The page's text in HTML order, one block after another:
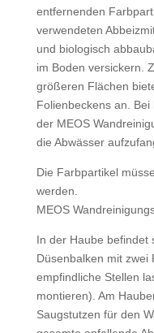
entfernenden
verwendeten
und biologisch
im Boden versickern.
größeren Flächen
Folienbeckens an.
der MEOS
die Abwässer
Die Farbpartikel
werden.
MEOS
In der Haube befindet
Düsenbalken mit zwei
empfindliche Stellen
montieren). Am
Saugstutzen für den